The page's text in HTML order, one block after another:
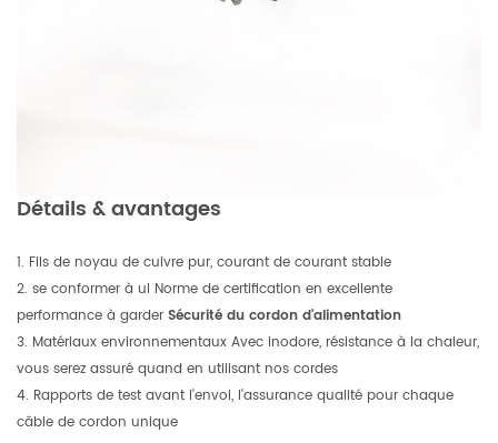
Détails & avantages
1. Fils de noyau de cuivre pur, courant de courant stable
2. se conformer à ul Norme de certification en excellente
performance à garder Sécurité du cordon d'alimentation
3. Matériaux environnementaux Avec inodore, résistance à la chaleur,
vous serez assuré quand en utilisant nos cordes
4. Rapports de test avant l'envoi, l'assurance qualité pour chaque
câble de cordon unique